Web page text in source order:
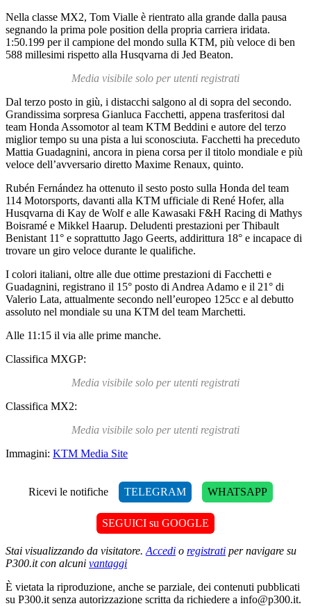
Nella classe MX2, Tom Vialle è rientrato alla grande dalla pausa
segnando la prima pole position della propria carriera iridata.
1:50.199 per il campione del mondo sulla KTM, più veloce di ben
588 millesimi rispetto alla Husqvarna di Jed Beaton.
Media visibile solo per utenti registrati
Dal terzo posto in giù, i distacchi salgono al di sopra del secondo.
Grandissima sorpresa Gianluca Facchetti, appena trasferitosi dal
team Honda Assomotor al team KTM Beddini e autore del terzo
miglior tempo su una pista a lui sconosciuta. Facchetti ha preceduto
Mattia Guadagnini, ancora in piena corsa per il titolo mondiale e più
veloce dell’avversario diretto Maxime Renaux, quinto.
Rubén Fernández ha ottenuto il sesto posto sulla Honda del team
114 Motorsports, davanti alla KTM ufficiale di René Hofer, alla
Husqvarna di Kay de Wolf e alle Kawasaki F&H Racing di Mathys
Boisramé e Mikkel Haarup. Deludenti prestazioni per Thibault
Benistant 11° e soprattutto Jago Geerts, addirittura 18° e incapace di
trovare un giro veloce durante le qualifiche.
I colori italiani, oltre alle due ottime prestazioni di Facchetti e
Guadagnini, registrano il 15° posto di Andrea Adamo e il 21° di
Valerio Lata, attualmente secondo nell’europeo 125cc e al debutto
assoluto nel mondiale su una KTM del team Marchetti.
Alle 11:15 il via alle prime manche.
Classifica MXGP:
Media visibile solo per utenti registrati
Classifica MX2:
Media visibile solo per utenti registrati
Immagini: KTM Media Site
Ricevi le notifiche TELEGRAM WHATSAPP
SEGUICI su GOOGLE
Stai visualizzando da visitatore. Accedi o registrati per navigare su
P300.it con alcuni vantaggi
È vietata la riproduzione, anche se parziale, dei contenuti pubblicati
su P300.it senza autorizzazione scritta da richiedere a info@p300.it.